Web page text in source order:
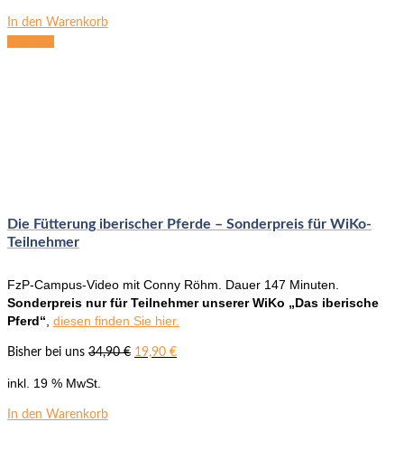
In den Warenkorb
Die Fütterung iberischer Pferde – Sonderpreis für WiKo-
Teilnehmer
FzP-Campus-Video mit Conny Röhm. Dauer 147 Minuten.
Sonderpreis nur für Teilnehmer unserer WiKo „Das iberische
Pferd“ diesen finden Sie hier.
Bisher bei uns 34,90€ Ursprünglicher
19,90 €Aktueller
inkl. 19 % MwSt.
In den Warenkorb